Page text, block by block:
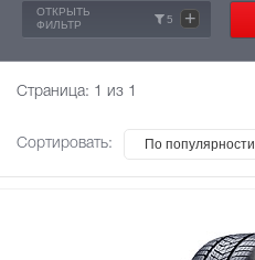
ОТКРЫТЬ
ФИЛЬТР
5 +
Страница: 1 из 1
Сортировать: По популярности